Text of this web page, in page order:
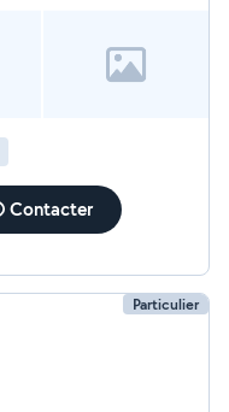
Contacter
Particulier